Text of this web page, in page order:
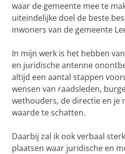
waar de gemeente mee te
uiteindelijke doel de beste
inwoners van de gemeente
In mijn werk is het hebben
en juridische antenne
altijd een aantal stappen
wensen van raadsleden,
wethouders, de directie en je
waarde te schatten.
Daarbij zal ik ook verbaal
plaatsen waar juridische en